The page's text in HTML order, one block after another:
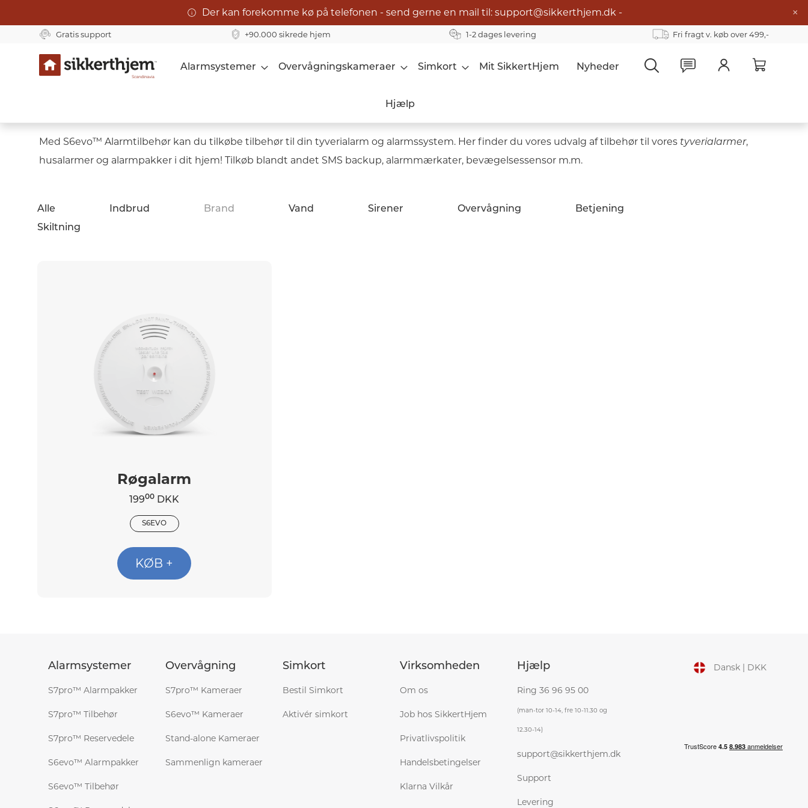
Der kan forekomme kø på telefonen - send gerne en mail til: support@sikkerthjem.dk - ×
Gratis support +90.000 sikrede hjem 1-2 dages levering Fri fragt v. køb over 499,-
Skip
to
Alarmsystemer Overvågningskameraer Simkort Mit SikkertHjem Nyheder
Hjælp
Med S6evo™ Alarmtilbehør kan du tilkøbe tilbehør til din tyverialarm og alarmssystem. Her finder du vores udvalg af tilbehør til vores tyverialarmer,
husalarmer og alarmpakker i dit hjem! Tilkøb blandt andet SMS backup, alarmmærkater, bevægelsessensor m.m.
Alle Indbrud Brand Vand Sirener Overvågning
Betjening
Skiltning
Røgalarm
19900 DKK
S6EVO
KØB +
Alarmsystemer
S7pro™ Alarmpakker
S7pro™ Tilbehør
S7pro™ Reservedele
S6evo™ Alarmpakker
S6evo™ Tilbehør
Overvågning
S7pro™ Kameraer
S6evo™ Kameraer
Stand-alone Kameraer
Sammenlign kameraer
Simkort
Bestil Simkort
Aktivér simkort
Virksomheden
Om os
Job hos SikkertHjem
Privatlivspolitik
Handelsbetingelser
Klarna Vilkår
Hjælp
Ring 36 96 95 00
(man-tor 10-14, fre 10-11.30 og
12.30-14)
support@sikkerthjem.dk
Support
Levering
Dansk | DKK